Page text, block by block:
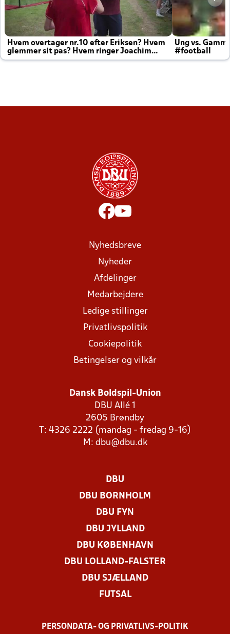
Hvem overtager nr.10 efter Eriksen? Hvem
glemmer sit pas? Hvem ringer Joachim
altid til efter kampe?
Ung vs.
#football
Nyhedsbreve
Nyheder
Afdelinger
Medarbejdere
Ledige stillinger
Privatlivspolitik
Cookiepolitik
Betingelser og vilkår
Dansk Boldspil-Union
DBU Allé 1
2605 Brøndby
T: 4326 2222 (mandag - fredag 9-16)
M: dbu@dbu.dk
DBU
DBU BORNHOLM
DBU FYN
DBU JYLLAND
DBU KØBENHAVN
DBU LOLLAND-FALSTER
DBU SJÆLLAND
FUTSAL
PERSONDATA- OG PRIVATLIVS-POLITIK